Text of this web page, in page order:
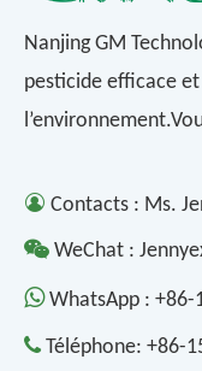
Nanjing GM
pesticide efficace
 Contacts : Ms.
 WeChat :
 WhatsApp : +86-
 Téléphone: +86-